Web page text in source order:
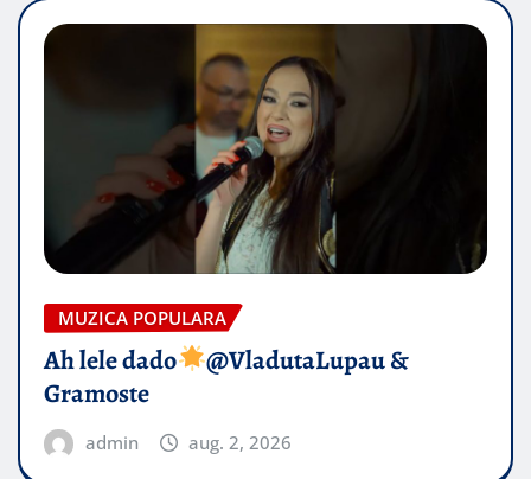
MUZICA POPULARA
Ah lele dado​
@VladutaLupau &
Gramoste
admin aug. 2, 2026